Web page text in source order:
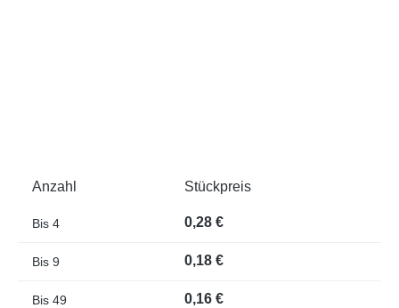
Anzahl Stückpreis
Bis 4 0,28 €
Bis 9 0,18 €
Bis 49 0,16 €